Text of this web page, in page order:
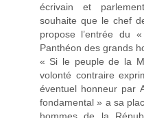
écrivain et
souhaite que le chef
propose l’entrée du
Panthéon des grands
« Si le peuple de la
volonté contraire
éventuel honneur par
fondamental » a sa